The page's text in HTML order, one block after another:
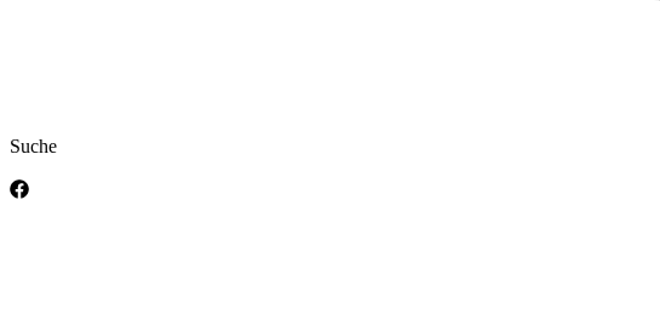
Suche